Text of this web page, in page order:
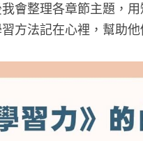
會整理各章節主題，
方法記在心裡，幫助